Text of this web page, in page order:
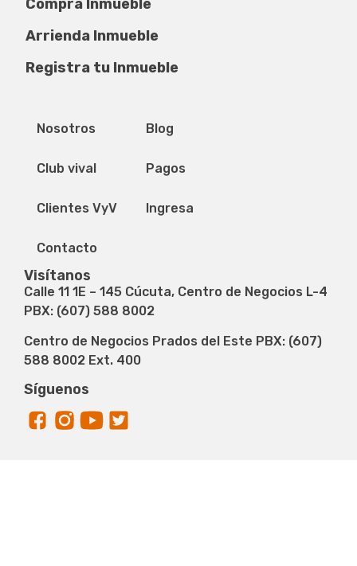
Compra Inmueble
Arrienda Inmueble
Registra tu Inmueble
Nosotros
Club vival
Clientes VyV
Contacto
Blog
Pagos
Ingresa
Visítanos
Calle 11 1E – 145 Cúcuta, Centro de Negocios L-4
PBX: (607) 588 8002
Centro de Negocios Prados del Este PBX: (607)
588 8002 Ext. 400
Síguenos